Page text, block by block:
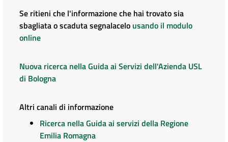
Se ritieni che l'informazione che hai trovato sia
sbagliata o scaduta segnalacelo usando il modulo
online
Nuova ricerca nella Guida ai Servizi dell'Azienda USL
di Bologna
Altri canali di informazione
Ricerca nella Guida ai servizi della Regione
Emilia Romagna